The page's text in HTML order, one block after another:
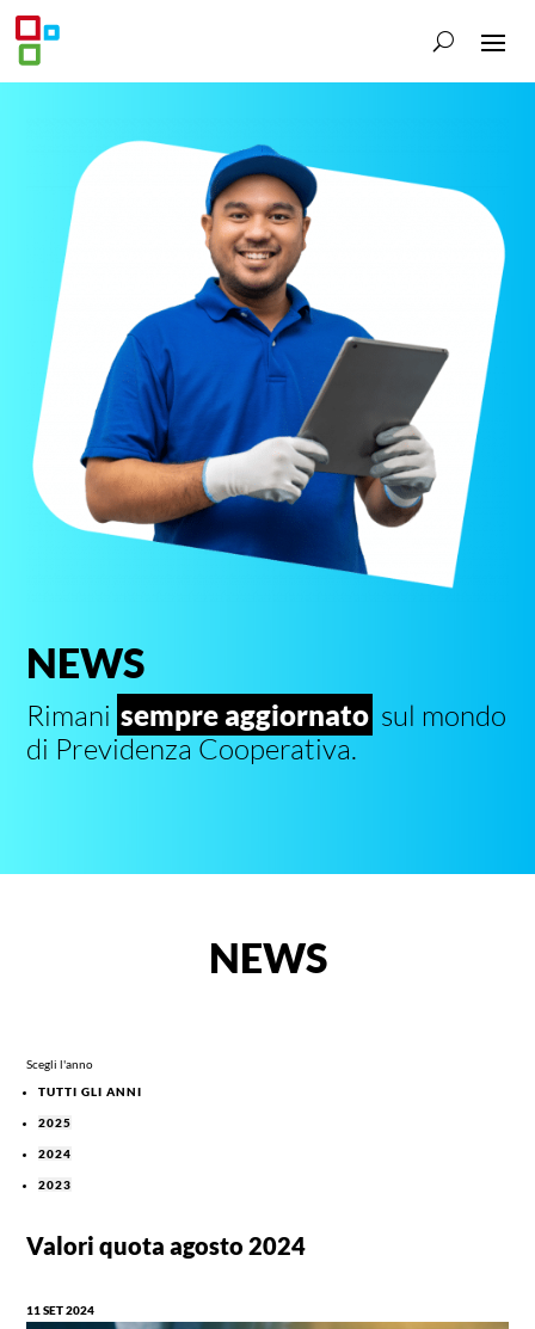
NEWS
Rimani sempre aggiornato sul mondo
di Previdenza Cooperativa.
NEWS
Scegli l'anno
TUTTI GLI ANNI
2025
2024
2023
Valori quota agosto 2024
11 SET 2024